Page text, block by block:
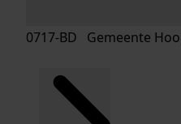
0717-BD Gemeente